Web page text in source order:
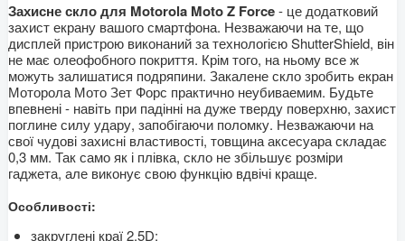
Захисне скло для Motorola Moto Z Force- це додатковий
захист екрану вашого смартфона. Незважаючи на те, що
дисплей пристрою виконаний за технологією ShutterShield, він
не має олеофобного покриття. Крім того, на ньому все ж
можуть залишатися подряпини. Закалене скло зробить екран
Моторола Мото Зет Форс практично неубиваемим. Будьте
впевнені - навіть при падінні на дуже тверду поверхню, захист
поглине силу удару, запобігаючи поломку. Незважаючи на
свої чудові захисні властивості, товщина аксесуара складає
0,3 мм. Так само як і плівка, скло не збільшує розміри
гаджета, але виконує свою функцію вдвічі краще.
Особливості:
закруглені краї 2.5D;